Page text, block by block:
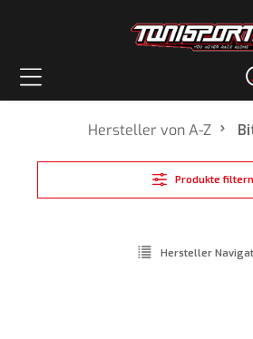
Hersteller von A-Z
Produkte filtern
Hersteller